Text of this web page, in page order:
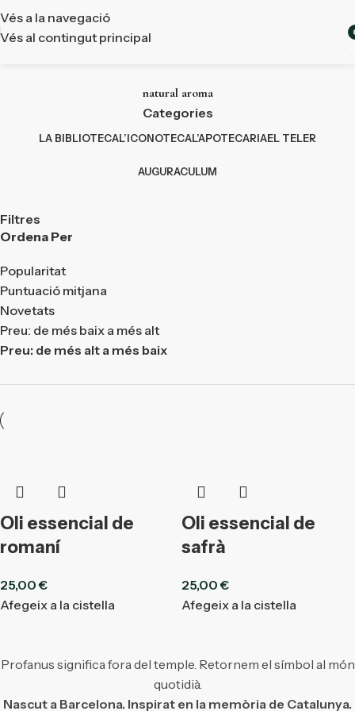
Vés a la navegació
Vés al contingut principal
natural aroma
Categories
LA BIBLIOTECAL’ICONOTECAL’APOTECARIAEL TELER
AUGURACULUM
Filtres
Ordena Per
Popularitat
Puntuació mitjana
Novetats
Preu: de més baix a més alt
Preu: de més alt a més baix
Oli essencial de
romaní
25,00€
Afegeix a la cistella
Oli essencial de
safrà
25,00€
Afegeix a la cistella
Profanus significa fora del temple. Retornem el símbol al món
quotidià.
Nascut a Barcelona. Inspirat en la memòria de Catalunya.